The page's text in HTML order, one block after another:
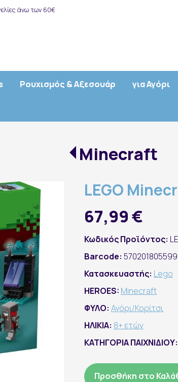
άνω των 60€
Ρουχισμός & Αξεσουάρ για Αγόρι
Minecraft
LEGO
67,99 €
Κωδικός Προϊόντος:
Barcode:
Κατασκευαστής: Lego
HEROES: Minecraft
ΦΥΛΟ: Αγόρι/Κορίτσι
ΗΛΙΚΙΑ: 8+ ετών
ΚΑΤΗΓΟΡΙΑ ΠΑΙΧΝΙΔΙΟΥ:
Προσθήκη στο